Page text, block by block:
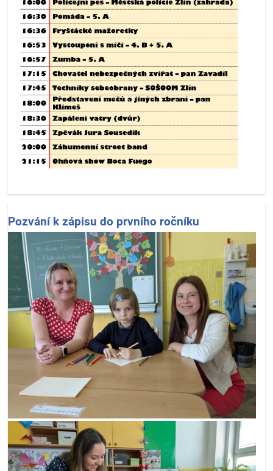
Pozvání k zápisu do prvního ročníku